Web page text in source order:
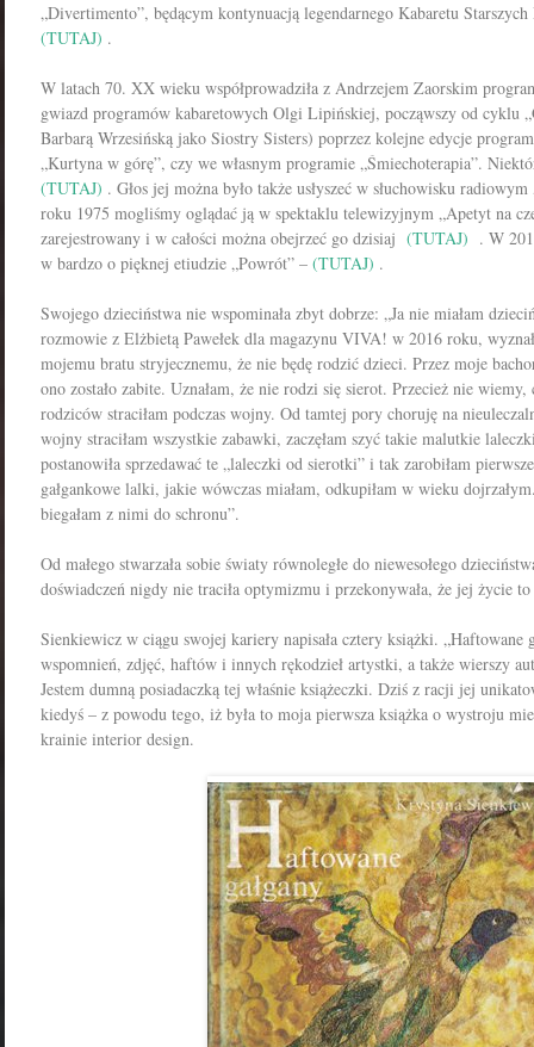
„Divertimento”, będącym kontynuacją legendarnego Kabaretu
(TUTAJ) .
W latach 70. XX wieku współprowadziła z Andrzejem Zaorskim
gwiazd programów kabaretowych Olgi Lipińskiej, począwszy od cyklu
Barbarą Wrzesińską jako Siostry Sisters) poprzez kolejne edycje
„Kurtyna w górę”, czy we własnym programie „Śmiechoterapia”.
(TUTAJ) . Głos jej można było także usłyszeć w słuchowisku
roku 1975 mogliśmy oglądać ją w spektaklu telewizyjnym „Apetyt na
zarejestrowany i w całości można obejrzeć go dzisiaj (TUTAJ) . W
w bardzo o pięknej etiudzie „Powrót” – (TUTAJ) .
Swojego dzieciństwa nie wspominała zbyt dobrze: „Ja nie miałam
rozmowie z Elżbietą Pawełek dla magazynu VIVA! w 2016 roku,
mojemu bratu stryjecznemu, że nie będę rodzić dzieci. Przez moje
ono zostało zabite. Uznałam, że nie rodzi się sierot. Przecież nie
rodziców straciłam podczas wojny. Od tamtej pory choruję na
wojny straciłam wszystkie zabawki, zaczęłam szyć takie malutkie
postanowiła sprzedawać te „laleczki od sierotki” i tak zarobiłam
gałgankowe lalki, jakie wówczas miałam, odkupiłam w wieku
biegałam z nimi do schronu”.
Od małego stwarzała sobie światy równoległe do niewesołego
doświadczeń nigdy nie traciła optymizmu i przekonywała, że jej życie to
Sienkiewicz w ciągu swojej kariery napisała cztery książki. „Haftowane
wspomnień, zdjęć, haftów i innych rękodzieł artystki, a także wierszy
Jestem dumną posiadaczką tej właśnie książeczki. Dziś z racji jej
kiedyś – z powodu tego, iż była to moja pierwsza książka o wystroju
krainie interior design.